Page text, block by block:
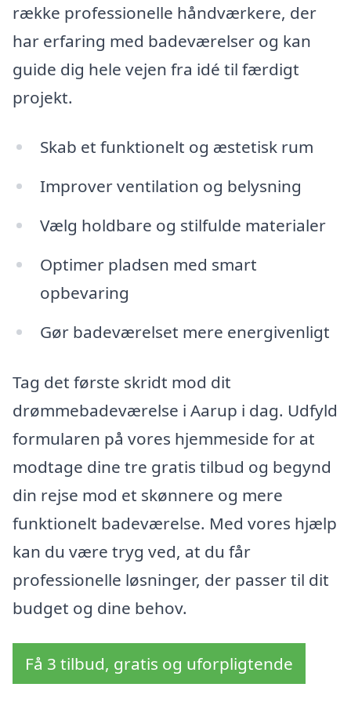
række professionelle håndværkere, der
har erfaring med badeværelser og kan
guide dig hele vejen fra idé til færdigt
projekt.
Skab et funktionelt og æstetisk rum
Improver ventilation og belysning
Vælg holdbare og stilfulde materialer
Optimer pladsen med smart
opbevaring
Gør badeværelset mere energivenligt
Tag det første skridt mod dit
drømmebadeværelse i Aarup i dag. Udfyld
formularen på vores hjemmeside for at
modtage dine tre gratis tilbud og begynd
din rejse mod et skønnere og mere
funktionelt badeværelse. Med vores hjælp
kan du være tryg ved, at du får
professionelle løsninger, der passer til dit
budget og dine behov.
Få 3 tilbud, gratis og uforpligtende